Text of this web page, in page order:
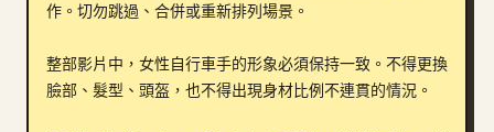
作。切勿跳過、合併或重新排列場景。
整部影片中，女性自行車手的形象必須保持一致。不得更換
臉部、髮型、頭盔，也不得出現身材比例不連貫的情況。